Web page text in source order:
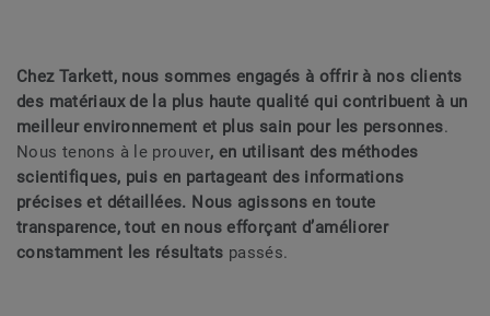
Chez Tarkett, nous sommes engagés à offrir à nos clients
des matériaux de la plus haute qualité qui contribuent à un
meilleur environnement et plus sain pour les personnes.
Nous tenons à le prouver, en utilisant des méthodes
scientifiques, puis en partageant des informations
précises et détaillées. Nous agissons en toute
transparence, tout en nous efforçant d’améliorer
constamment les résultats passés.